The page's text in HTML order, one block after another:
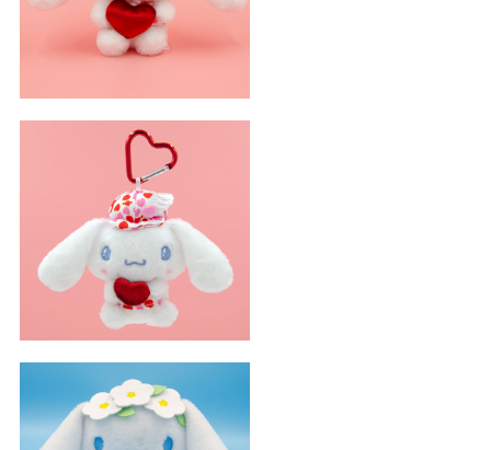
丘比特玉桂狗吊飾